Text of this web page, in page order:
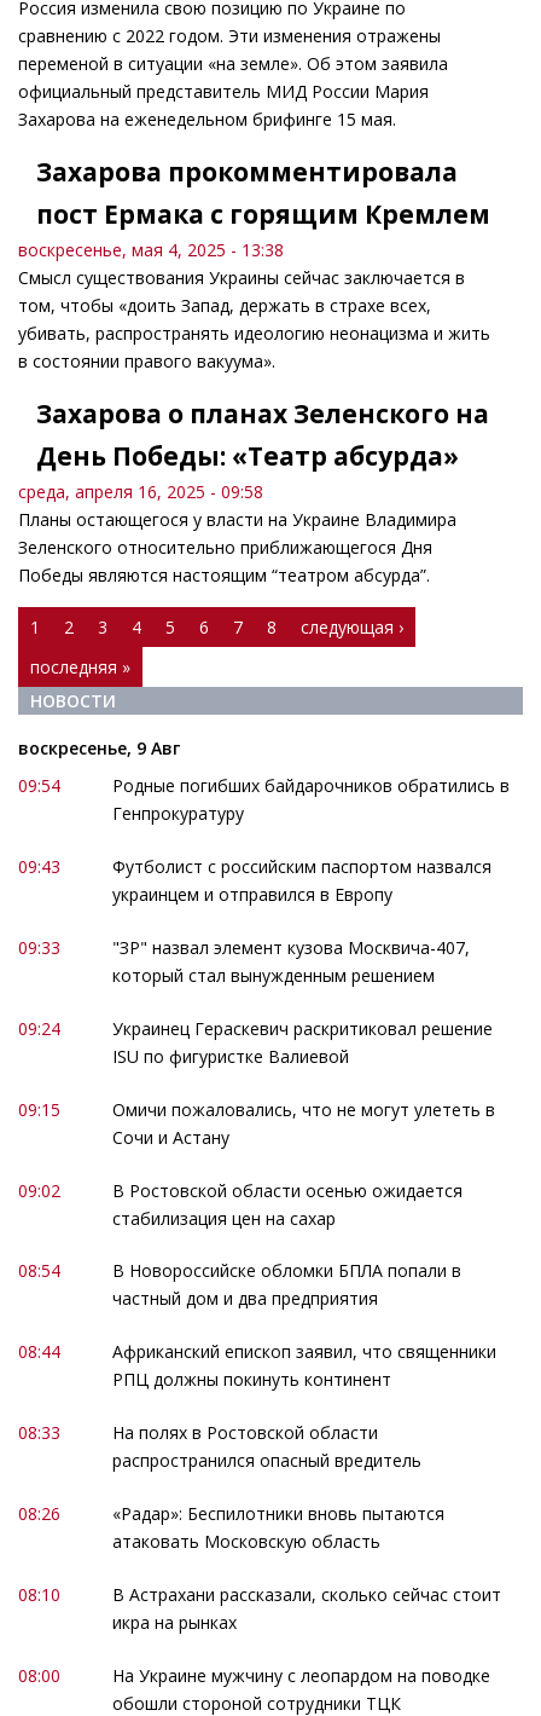
Россия изменила свою позицию по Украине по
сравнению с 2022 годом. Эти изменения отражены
переменой в ситуации «на земле». Об этом заявила
официальный представитель МИД России Мария
Захарова на еженедельном брифинге 15 мая.
Захарова прокомментировала
пост Ермака с горящим Кремлем
воскресенье, мая 4, 2025 - 13:38
Смысл существования Украины сейчас заключается в
том, чтобы «доить Запад, держать в страхе всех,
убивать, распространять идеологию неонацизма и жить
в состоянии правого вакуума».
Захарова о планах Зеленского на
День Победы: «Театр абсурда»
среда, апреля 16, 2025 - 09:58
Планы остающегося у власти на Украине Владимира
Зеленского относительно приближающегося Дня
Победы являются настоящим “театром абсурда”.
Страницы
1 2 3 4 5 6 7 8
следующая ›
последняя »
НОВОСТИ
воскресенье, 9 Авг
09:54
Родные погибших байдарочников обратились в
Генпрокуратуру
09:43
Футболист с российским паспортом назвался
украинцем и отправился в Европу
09:33
"ЗР" назвал элемент кузова Москвича-407,
который стал вынужденным решением
09:24
Украинец Гераскевич раскритиковал решение
ISU по фигуристке Валиевой
09:15
Омичи пожаловались, что не могут улететь в
Сочи и Астану
09:02
В Ростовской области осенью ожидается
стабилизация цен на сахар
08:54
В Новороссийске обломки БПЛА попали в
частный дом и два предприятия
08:44
Африканский епископ заявил, что священники
РПЦ должны покинуть континент
08:33
На полях в Ростовской области
распространился опасный вредитель
08:26
«Радар»: Беспилотники вновь пытаются
атаковать Московскую область
08:10
В Астрахани рассказали, сколько сейчас стоит
икра на рынках
08:00
На Украине мужчину с леопардом на поводке
обошли стороной сотрудники ТЦК